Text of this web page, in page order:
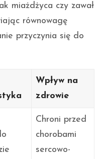
miażdżyca czy zawał
równowagę
przyczynia się do
Wpływ na
zdrowie
Chroni przed
chorobami
sercowo-